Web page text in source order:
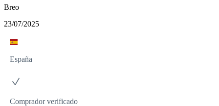
Breo
23/07/2025
España
Comprador verificado